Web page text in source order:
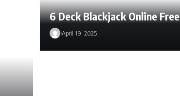
6 Deck Blackjack Online Free
April 19, 2025